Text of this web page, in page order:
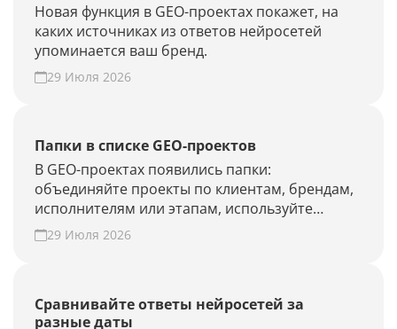
Новая функция в GEO-проектах покажет, на
каких источниках из ответов нейросетей
упоминается ваш бренд.
29 Июля 2026
Папки в списке GEO-проектов
В GEO-проектах появились папки:
объединяйте проекты по клиентам, брендам,
исполнителям или этапам, используйте
фильтры и быстрее находите нужные.
Наведите порядок в списке проектов.
29 Июля 2026
Сравнивайте ответы нейросетей за
разные даты